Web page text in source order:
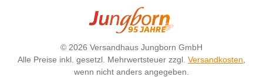
© 2026 Versandhaus Jungborn GmbH
Alle Preise inkl. gesetzl. Mehrwertsteuer zzgl. Versandkosten
wenn nicht anders angegeben.